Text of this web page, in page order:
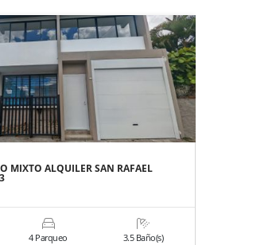
MIXTO ALQUILER SAN RAFAEL
4 Parqueo 3.5 Baño(s)